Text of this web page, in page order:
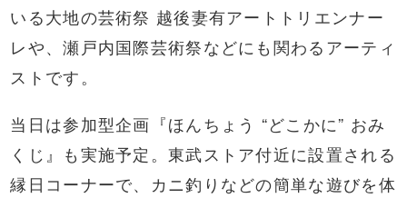
いる大地の芸術祭 越後妻有アートトリエンナー
レや、瀬戸内国際芸術祭などにも関わるアーティ
ストです。
当日は参加型企画『ほんちょう “どこかに” おみ
くじ』も実施予定。東武ストア付近に設置される
縁日コーナーで、カニ釣りなどの簡単な遊びを体